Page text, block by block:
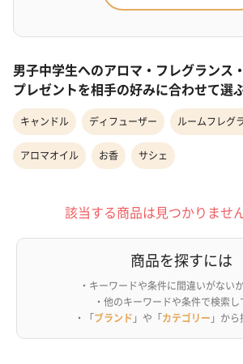
男子中学生へのアロマ・フレグランス
プレゼントを相手の好みに合わせて選
キャンドル ディフューザー ルームフレグ
アロマオイル お香 サシェ
該当する商品は見つかりませ
商品を探すには
・キーワードや条件に間違いがない
・他のキーワードや条件で検索し
・「ブランド 」や「カテゴリー 」か